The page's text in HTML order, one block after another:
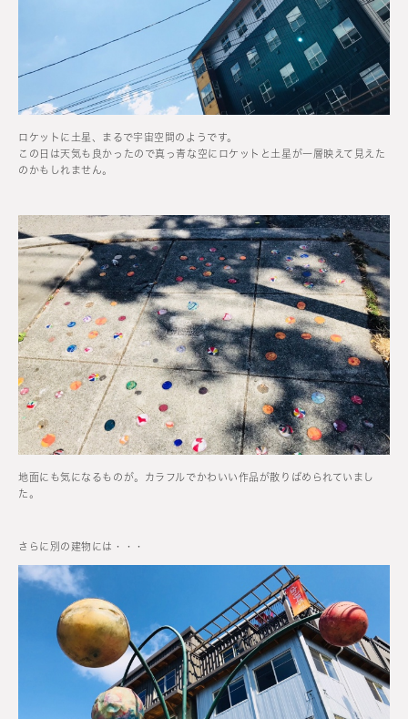
ロケットに土星、まるで宇宙空間のようです。
この日は天気も良かったので真っ青な空にロケットと土星が一層映えて見えた
のかもしれません。
地面にも気になるものが。カラフルでかわいい作品が散りばめられていまし
た。
さらに別の建物には・・・